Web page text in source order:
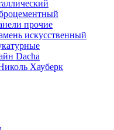
прочие
искусственный
Dacha
Хауберк